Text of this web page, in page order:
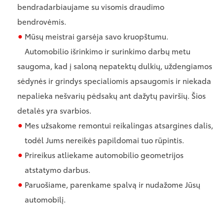
bendradarbiaujame su visomis draudimo
bendrovėmis.
Mūsų meistrai garsėja savo kruopštumu.
Automobilio išrinkimo ir surinkimo darbų metu
saugoma, kad į saloną nepatektų dulkių, uždengiamos
sėdynės ir grindys specialiomis apsaugomis ir niekada
nepalieka nešvarių pėdsakų ant dažytų paviršių. Šios
detalės yra svarbios.
Mes užsakome remontui reikalingas atsargines dalis,
todėl Jums nereikės papildomai tuo rūpintis.
Prireikus atliekame automobilio geometrijos
atstatymo darbus.
Paruošiame, parenkame spalvą ir nudažome Jūsų
automobilį.